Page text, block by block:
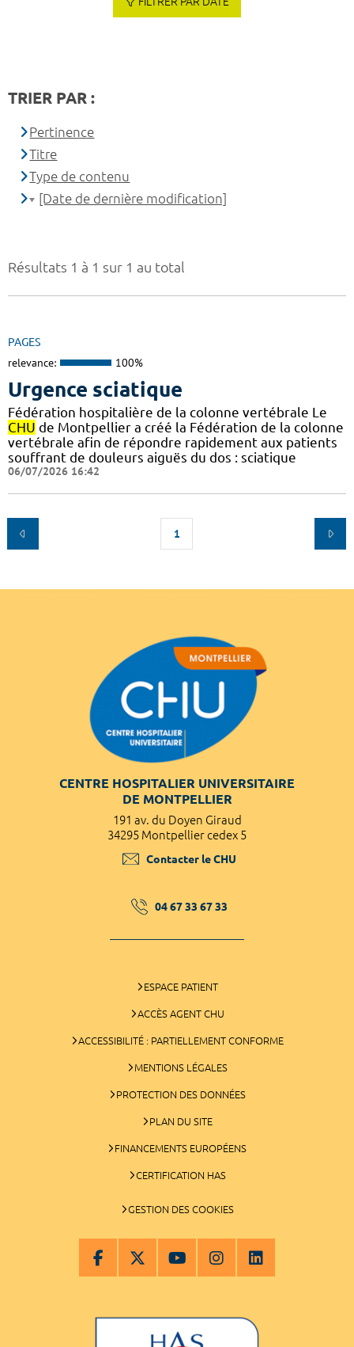
Résultats 1 à 1 sur 1 au total
PAGES
relevance: 100%
Urgence sciatique
Fédération hospitalière de la colonne vertébrale Le
CHU de Montpellier a créé la Fédération de la colonne
vertébrale afin de répondre rapidement aux patients
souffrant de douleurs aiguës du dos : sciatique
06/07/2026 16:42
1
TRIER PAR :
Pertinence
Titre
Type de contenu
[Date de dernière modification]
CENTRE HOSPITALIER UNIVERSITAIRE
DE MONTPELLIER
191 av. du Doyen Giraud
34295 Montpellier cedex 5
Contacter le CHU
04 67 33 67 33
ESPACE PATIENT
ACCÈS AGENT CHU
ACCESSIBILITÉ : PARTIELLEMENT CONFORME
MENTIONS LÉGALES
PROTECTION DES DONNÉES
PLAN DU SITE
FINANCEMENTS EUROPÉENS
CERTIFICATION HAS
GESTION DES COOKIES